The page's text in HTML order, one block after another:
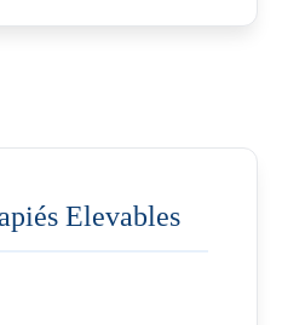
Elevables